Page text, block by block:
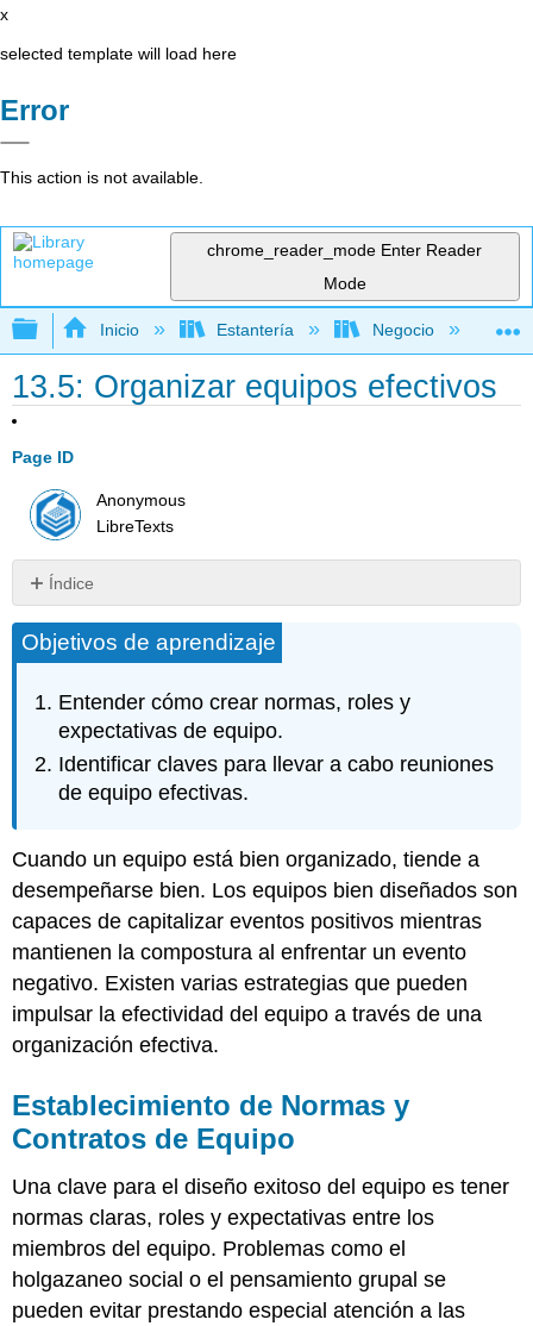
x
selected template will load here
Error
This action is not available.
chrome_reader_mode Enter Reader
Mode
Expandir/contraer jerarquía global
Inicio Estantería Negocio
13.5: Organizar equipos efectivos
Page ID
Anonymous
LibreTexts
Índice
de
Normas
Contratos
de
Equipo
Normas
Ruedas
Cuadradas
Ejercicio
Discusión
en
Grupo
Contratos
Reuniones
de
Antes
de
Reunión
Durante
el
Objetivos de aprendizaje
Entender cómo crear normas, roles y
expectativas de equipo.
Identificar claves para llevar a cabo reuniones
de equipo efectivas.
Cuando un equipo está bien organizado, tiende a
desempeñarse bien. Los equipos bien diseñados son
capaces de capitalizar eventos positivos mientras
mantienen la compostura al enfrentar un evento
negativo. Existen varias estrategias que pueden
impulsar la efectividad del equipo a través de una
organización efectiva.
Establecimiento de Normas y
Contratos de Equipo
Una clave para el diseño exitoso del equipo es tener
normas claras, roles y expectativas entre los
miembros del equipo. Problemas como el
holgazaneo social o el pensamiento grupal se
pueden evitar prestando especial atención a las